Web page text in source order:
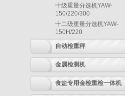
十级重量分选机YAW-
150/220/300
十二级重量分选机YAW-
150H/220
自动检重秤
金属检测机
食盐专用金检重检一体机